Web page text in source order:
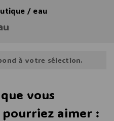
/ eau
à votre sélection.
vous
pourriez aimer :